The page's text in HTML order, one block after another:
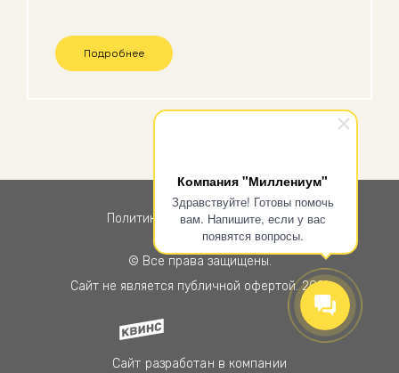
Компания "Миллениум"
Здравствуйте! Готовы помочь
вам. Напишите, если у вас
появятся вопросы.
Подробнее
Сайт разработан в компании
© Все права защищены.
Сайт не является публичной офертой. 2021
Политика конфиденциальности